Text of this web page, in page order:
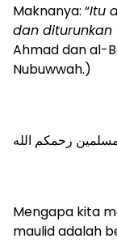
Maknanya: “Itu
dan
Ahmad dan al-
Nubuwwah.)
رحمكم الله
Mengapa kita
maulid adalah